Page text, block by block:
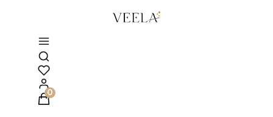
Otwórz wyszukiwarkę
Produkty w koszyku: 0. Zobacz szczegóły